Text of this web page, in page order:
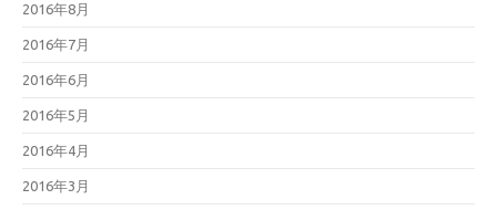
2016年8月
2016年7月
2016年6月
2016年5月
2016年4月
2016年3月